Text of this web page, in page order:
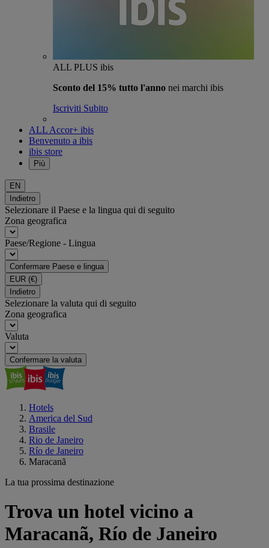
ALL PLUS ibis
Sconto del 15% tutto l'anno nei marchi ibis
Iscriviti Subito
ALL Accor+ ibis
Benvenuto a ibis
ibis store
Più
EN
Indietro
Selezionare il Paese e la lingua qui di seguito
Zona geografica
Paese/Regione - Lingua
Confermare Paese e lingua
EUR (€)
Indietro
Selezionare la valuta qui di seguito
Zona geografica
Valuta
Confermare la valuta
Hotels
America del Sud
Brasile
Rio de Janeiro
Río de Janeiro
Maracanã
La tua prossima destinazione
Trova un hotel vicino a
Maracanã, Río de Janeiro